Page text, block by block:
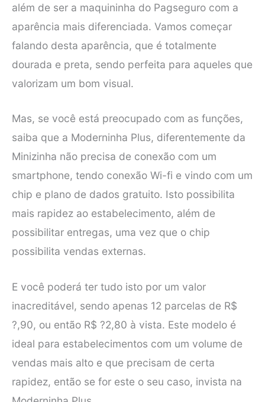
além de ser a maquininha do Pagseguro com a
aparência mais diferenciada. Vamos começar
falando desta aparência, que é totalmente
dourada e preta, sendo perfeita para aqueles que
valorizam um bom visual.
Mas, se você está preocupado com as funções,
saiba que a Moderninha Plus, diferentemente da
Minizinha não precisa de conexão com um
smartphone, tendo conexão Wi-fi e vindo com um
chip e plano de dados gratuito. Isto possibilita
mais rapidez ao estabelecimento, além de
possibilitar entregas, uma vez que o chip
possibilita vendas externas.
E você poderá ter tudo isto por um valor
inacreditável, sendo apenas 12 parcelas de R$
?,90, ou então R$ ?2,80 à vista. Este modelo é
ideal para estabelecimentos com um volume de
vendas mais alto e que precisam de certa
rapidez, então se for este o seu caso, invista na